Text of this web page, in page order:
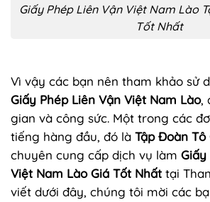
Giấy Phép Liên Vận Việt Nam Lào
Tốt Nhất
Vì vậy các bạn nên tham khảo sử
Giấy Phép Liên Vận Việt Nam Lào,
gian và công sức. Một trong các
tiếng hàng đầu, đó là Tập Đoàn
chuyên cung cấp dịch vụ làm Giấy
Việt Nam Lào Giá Tốt Nhấttại
viết dưới đây, chúng tôi mời các